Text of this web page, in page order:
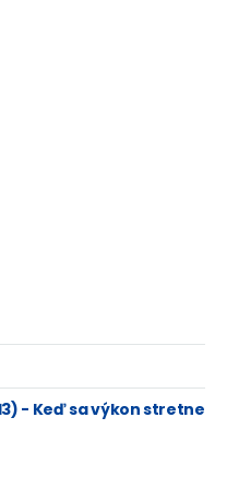
- Keď sa výkon stretne